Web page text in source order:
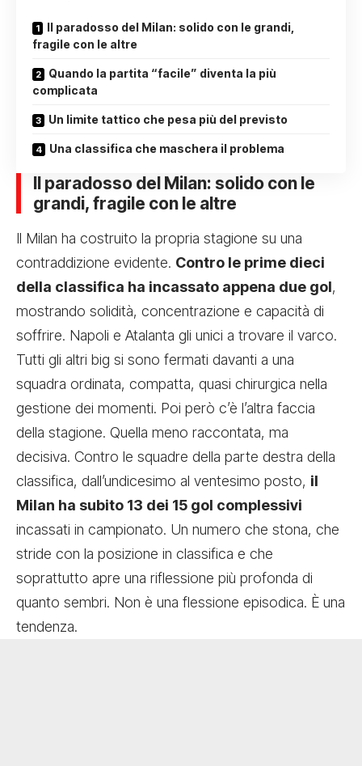
Il paradosso del Milan: solido con le grandi,
fragile con le altre
Quando la partita “facile” diventa la più
complicata
Un limite tattico che pesa più del previsto
Una classifica che maschera il problema
Il paradosso del Milan: solido con le
grandi, fragile con le altre
Il Milan ha costruito la propria stagione su una
contraddizione evidente. Contro le prime dieci
della classifica ha incassato appena due gol,
mostrando solidità, concentrazione e capacità di
soffrire. Napoli e Atalanta gli unici a trovare il varco.
Tutti gli altri big si sono fermati davanti a una
squadra ordinata, compatta, quasi chirurgica nella
gestione dei momenti. Poi però c’è l’altra faccia
della stagione. Quella meno raccontata, ma
decisiva. Contro le squadre della parte destra della
classifica, dall’undicesimo al ventesimo posto, il
Milan ha subito 13 dei 15 gol complessivi
incassati in campionato. Un numero che stona, che
stride con la posizione in classifica e che
soprattutto apre una riflessione più profonda di
quanto sembri. Non è una flessione episodica. È una
tendenza.